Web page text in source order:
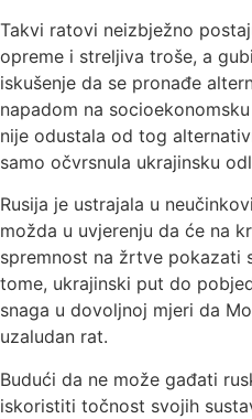
Takvi ratovi neizbježno
opreme i streljiva troše, a
iskušenje da se pronađe
napadom na
nije odustala od tog
samo očvrsnula ukrajinsku
Rusija je ustrajala u
možda u uvjerenju da će na
spremnost na žrtve pokazati
tome, ukrajinski put do
snaga u dovoljnoj mjeri da
uzaludan rat.
Budući da ne može gađati
iskoristiti točnost svojih